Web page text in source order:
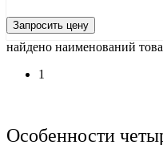
Запросить цену
найдено наименований
1
Особенности